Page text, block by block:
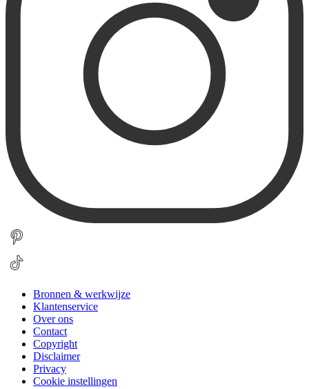
Bronnen & werkwijze
Klantenservice
Over ons
Contact
Copyright
Disclaimer
Privacy
Cookie instellingen